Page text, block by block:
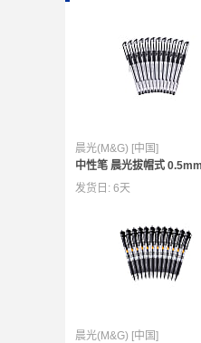
晨光(M&G) [中国]
中性笔 晨光拔帽式
发货日: 6天
晨光(M&G) [中国]